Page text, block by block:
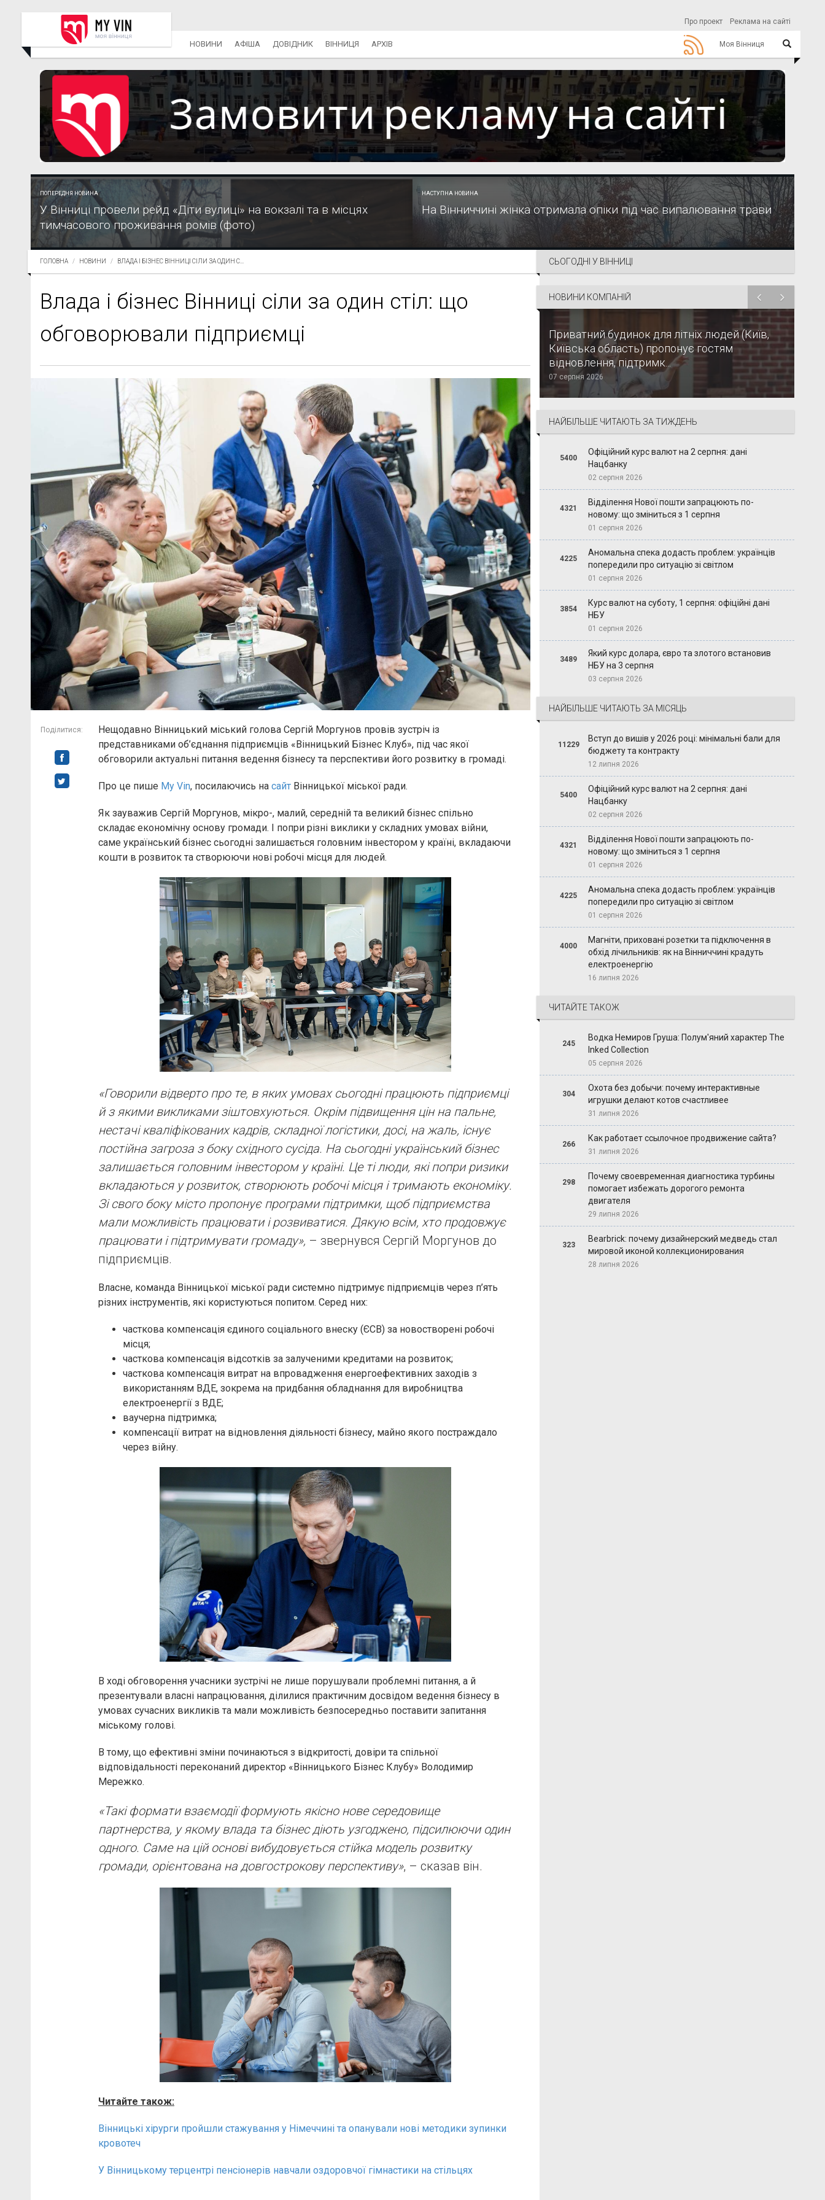
Про проект Реклама на сайті
Моя Вінниця
НОВИНИ АФІША ДОВІДНИК ВІННИЦЯ АРХІВ
ПОПЕРЕДНЯ НОВИНА
У Вінниці провели рейд «Діти вулиці» на вокзалі та в місцях
тимчасового проживання ромів (фото)
НАСТУПНА НОВИНА
На Вінниччині жінка отримала опіки під час випалювання трави
ГОЛОВНА НОВИНИ ВЛАДА І БІЗНЕС ВІННИЦІ СІЛИ ЗА ОДИН С...
Влада і бізнес Вінниці сіли за один стіл: що
обговорювали підприємці
Поділитися:
Нещодавно Вінницький міський голова Сергій Моргунов провів зустріч із
представниками об’єднання підприємців «Вінницький Бізнес Клуб», під час якої
обговорили актуальні питання ведення бізнесу та перспективи його розвитку в громаді.
Про це пише My Vin, посилаючись на сайт Вінницької міської ради.
Як зауважив Сергій Моргунов, мікро-, малий, середній та великий бізнес спільно
складає економічну основу громади. І попри різні виклики у складних умовах війни,
саме український бізнес сьогодні залишається головним інвестором у країні, вкладаючи
кошти в розвиток та створюючи нові робочі місця для людей.
«Говорили відверто про те, в яких умовах сьогодні працюють підприємці
й з якими викликами зіштовхуються. Окрім підвищення цін на пальне,
нестачі кваліфікованих кадрів, складної логістики, досі, на жаль, існує
постійна загроза з боку східного сусіда. На сьогодні український бізнес
залишається головним інвестором у країні. Це ті люди, які попри ризики
вкладаються у розвиток, створюють робочі місця і тримають економіку.
Зі свого боку місто пропонує програми підтримки, щоб підприємства
мали можливість працювати і розвиватися. Дякую всім, хто продовжує
працювати і підтримувати громаду», – звернувся Сергій Моргунов до
підприємців.
Власне, команда Вінницької міської ради системно підтримує підприємців через п’ять
різних інструментів, які користуються попитом. Серед них:
часткова компенсація єдиного соціального внеску (ЄСВ) за новостворені робочі
місця;
часткова компенсація відсотків за залученими кредитами на розвиток;
часткова компенсація витрат на впровадження енергоефективних заходів з
використанням ВДЕ, зокрема на придбання обладнання для виробництва
електроенергії з ВДЕ;
ваучерна підтримка;
компенсації витрат на відновлення діяльності бізнесу, майно якого постраждало
через війну.
В ході обговорення учасники зустрічі не лише порушували проблемні питання, а й
презентували власні напрацювання, ділилися практичним досвідом ведення бізнесу в
умовах сучасних викликів та мали можливість безпосередньо поставити запитання
міському голові.
В тому, що ефективні зміни починаються з відкритості, довіри та спільної
відповідальності переконаний директор «Вінницького Бізнес Клубу» Володимир
Мережко.
«Такі формати взаємодії формують якісно нове середовище
партнерства, у якому влада та бізнес діють узгоджено, підсилюючи один
одного. Саме на цій основі вибудовується стійка модель розвитку
громади, орієнтована на довгострокову перспективу», – сказав він.
Читайте також:
Вінницькі хірурги пройшли стажування у Німеччині та опанували нові методики зупинки
кровотеч
У Вінницькому терцентрі пенсіонерів навчали оздоровчої гімнастики на стільцях
СЬОГОДНІ У ВІННИЦІ
НОВИНИ КОМПАНІЙ
Приватний будинок для літніх людей (Київ,
Київська область) пропонує гостям
відновлення, підтримк...
07 серпня 2026
НАЙБІЛЬШЕ ЧИТАЮТЬ ЗА ТИЖДЕНЬ
5400
Офіційний курс валют на 2 серпня: дані
Нацбанку
02 серпня 2026
4321
Відділення Нової пошти запрацюють по-
новому: що зміниться з 1 серпня
01 серпня 2026
4225
Аномальна спека додасть проблем: українців
попередили про ситуацію зі світлом
01 серпня 2026
3854
Курс валют на суботу, 1 серпня: офіційні дані
НБУ
01 серпня 2026
3489
Який курс долара, євро та злотого встановив
НБУ на 3 серпня
03 серпня 2026
НАЙБІЛЬШЕ ЧИТАЮТЬ ЗА МІСЯЦЬ
11229
Вступ до вишів у 2026 році: мінімальні бали для
бюджету та контракту
12 липня 2026
5400
Офіційний курс валют на 2 серпня: дані
Нацбанку
02 серпня 2026
4321
Відділення Нової пошти запрацюють по-
новому: що зміниться з 1 серпня
01 серпня 2026
4225
Аномальна спека додасть проблем: українців
попередили про ситуацію зі світлом
01 серпня 2026
4000
Магніти, приховані розетки та підключення в
обхід лічильників: як на Вінниччині крадуть
електроенергію
16 липня 2026
ЧИТАЙТЕ ТАКОЖ
245
Водка Немиров Груша: Полум'яний характер The
Inked Collection
05 серпня 2026
304
Охота без добычи: почему интерактивные
игрушки делают котов счастливее
31 липня 2026
266
Как работает ссылочное продвижение сайта?
31 липня 2026
298
Почему своевременная диагностика турбины
помогает избежать дорогого ремонта
двигателя
29 липня 2026
323
Bearbrick: почему дизайнерский медведь стал
мировой иконой коллекционирования
28 липня 2026